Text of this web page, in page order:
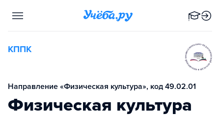
КППК
Направление «Физическая культура», код 49.02.01
Физическая культура